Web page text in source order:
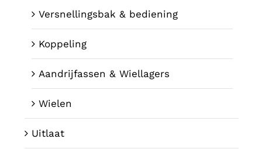
Versnellingsbak & bediening
Koppeling
Aandrijfassen & Wiellagers
Wielen
Uitlaat